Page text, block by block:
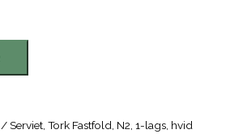
/ Serviet, Tork Fastfold, N2, 1-lags, hvid